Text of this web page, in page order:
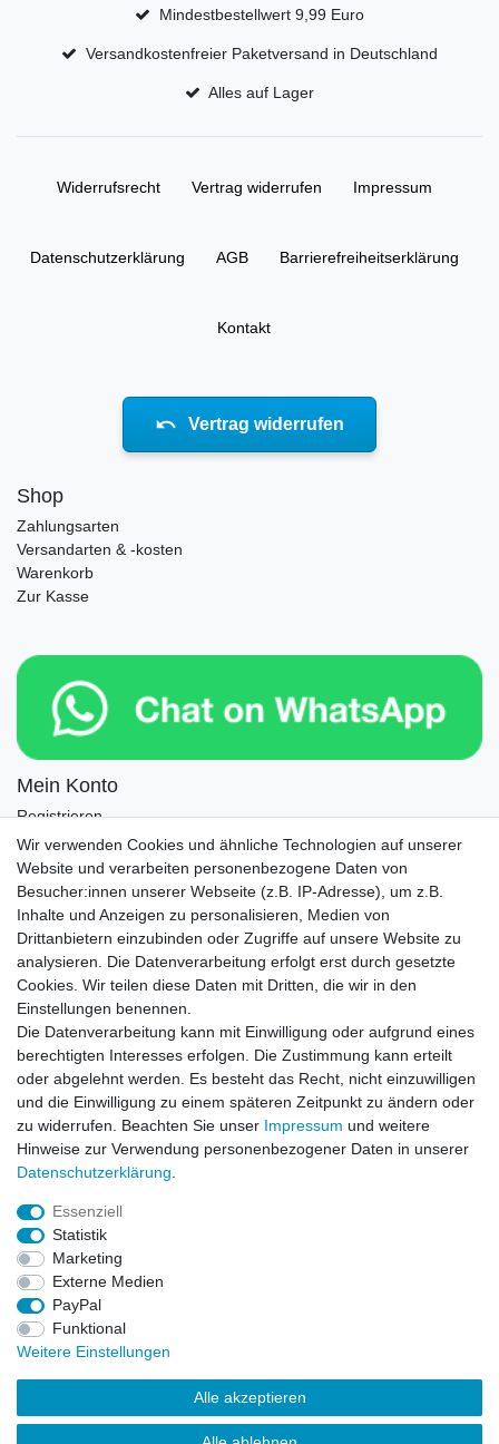
Mindestbestellwert 9,99 Euro
Versandkostenfreier Paketversand in Deutschland
Alles auf Lager
Widerrufs­recht Vertrag widerrufen Impressum
Daten­schutz­erklärung AGB Barrierefreiheitserklärung
Kontakt
Vertrag widerrufen
Shop
Zahlungsarten
Versandarten & -kosten
Warenkorb
Zur Kasse
Mein Konto
Registrieren
Login
Newsletter
E-MAIL **
Newsletter
Honig
Hiermit bestätige ich, dass ich die
Einwilligung kann ich jederzeit widerrufen.**
Abonnieren
** Hierbei handelt es sich um ein Pflichtfeld.
Wir verwenden Cookies und ähnliche Technologien auf unserer
Website und verarbeiten personenbezogene Daten von
Besucher:innen unserer Webseite (z.B. IP-Adresse), um z.B.
Inhalte und Anzeigen zu personalisieren, Medien von
Drittanbietern einzubinden oder Zugriffe auf unsere Website zu
analysieren. Die Datenverarbeitung erfolgt erst durch gesetzte
Cookies. Wir teilen diese Daten mit Dritten, die wir in den
Einstellungen benennen.
Die Datenverarbeitung kann mit Einwilligung oder aufgrund eines
berechtigten Interesses erfolgen. Die Zustimmung kann erteilt
oder abgelehnt werden. Es besteht das Recht, nicht einzuwilligen
und die Einwilligung zu einem späteren Zeitpunkt zu ändern oder
zu widerrufen. Beachten Sie unser Impressum und weitere
Hinweise zur Verwendung personenbezogener Daten in unserer
Daten­schutz­erklärung
Essenziell
Statistik
Marketing
Externe Medien
PayPal
Funktional
Weitere Einstellungen
Alle akzeptieren